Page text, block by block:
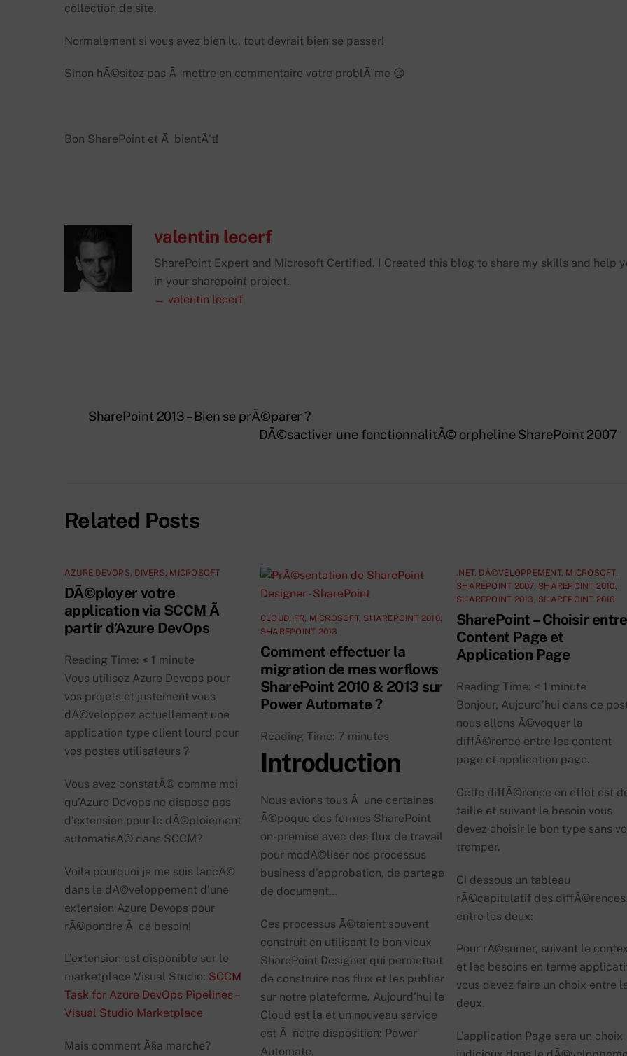
collection de site.
Normalement si vous avez bien lu, tout devrait bien se passer!
Sinon hÃ©sitez pas Ã mettre en commentaire votre problÃ¨me 😉
Bon SharePoint et Ã bientÃ´t!
valentin lecerf
SharePoint Expert and Microsoft Certified. I Created this blog to share my skills and help
in your sharepoint project.
→ valentin lecerf
SharePoint 2013 – Bien se prÃ©parer ?
DÃ©sactiver une fonctionnalitÃ© orpheline SharePoint 2007
Related Posts
AZURE DEVOPS, DIVERS, MICROSOFT
DÃ©ployer votre
application via SCCM Ã
partir d’Azure DevOps
Reading Time: < 1 minute
Vous utilisez Azure Devops pour
vos projets et justement vous
dÃ©veloppez actuellement une
application type client lourd pour
vos postes utilisateurs ?
Vous avez constatÃ© comme moi
qu’Azure Devops ne dispose pas
d’extension pour le dÃ©ploiement
automatisÃ© dans SCCM?
Voila pourquoi je me suis lancÃ©
dans le dÃ©veloppement d’une
extension Azure Devops pour
rÃ©pondre Ã ce besoin!
L’extension est disponible sur le
marketplace Visual Studio: SCCM
Task for Azure DevOps Pipelines –
Visual Studio Marketplace
Mais comment Ã§a marche?
CLOUD, FR, MICROSOFT, SHAREPOINT 2010,
SHAREPOINT 2013
Comment effectuer la
migration de mes worflows
SharePoint 2010 & 2013 sur
Power Automate ?
Reading Time: 7 minutes
Introduction
Nous avions tous Ã une certaines
Ã©poque des fermes SharePoint
on-premise avec des flux de travail
pour modÃ©liser nos processus
business d’approbation, de partage
de document…
Ces processus Ã©taient souvent
construit en utilisant le bon vieux
SharePoint Designer qui permettait
de construire nos flux et les publier
sur notre plateforme. Aujourd’hui le
Cloud est la et un nouveau service
est Ã notre disposition: Power
Automate.
.NET, DÃ©VELOPPEMENT, MICROSOFT,
SHAREPOINT 2007, SHAREPOINT 2010,
SHAREPOINT 2013 , SHAREPOINT 2016
SharePoint – Choisir entre
Content Page et
Application Page
Reading Time: < 1 minute
Bonjour, Aujourd’hui dans ce
nous allons Ã©voquer la
diffÃ©rence entre les content
page et application page.
Cette diffÃ©rence en effet est
taille et suivant le besoin vous
devez choisir le bon type sans
tromper.
Ci dessous un tableau
rÃ©capitulatif des diffÃ©rences
entre les deux:
Pour rÃ©sumer, suivant le
et les besoins en terme
vous devez faire un choix entre
deux.
L’application Page sera un choix